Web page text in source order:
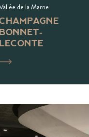
de la Marne
BONNET-
LECONTE